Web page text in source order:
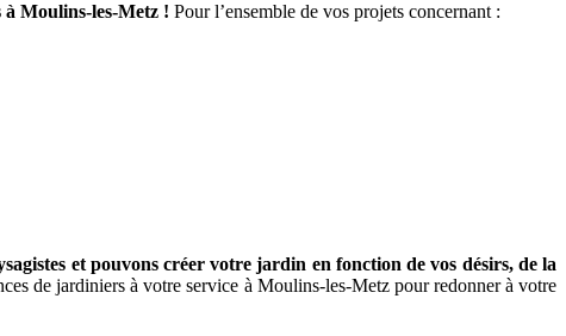
Moulins-les-Metz ! Pour l’ensemble de vos projets concernant :
et pouvons créer votre jardin en fonction de vos désirs, de la
de jardiniers à votre service à Moulins-les-Metz pour redonner à votre